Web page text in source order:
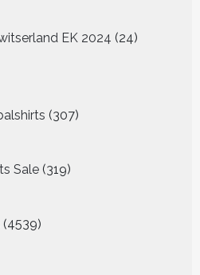
EK 2024 24
producten
307
producten
Sale 319
319
4539
producten